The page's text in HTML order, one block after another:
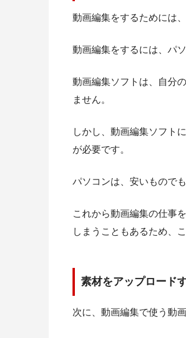
動画編集をするためには
動画編集をするには、パ
動画編集ソフトは、自分
ません。
しかし、 動画編集ソフト
が必要です。
パソコンは、安いもので
これから動画編集の仕事
しまうこともあるため、
素材をアップロード
次に、動画編集で使う動